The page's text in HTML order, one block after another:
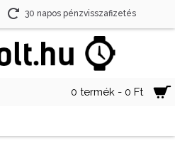
30 napos pénzvisszafizetés
0 termék - 0 Ft